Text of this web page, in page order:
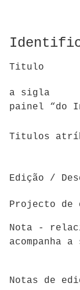
Titulo
a sigla
painel “do
Titulos
Edição /
Projecto de
Nota -
acompanha
Notas de